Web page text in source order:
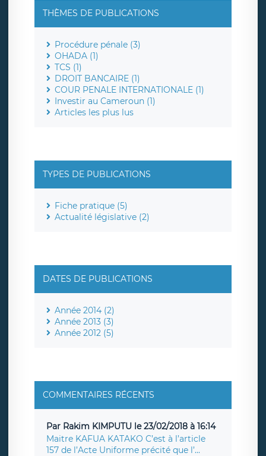
THÈMES DE PUBLICATIONS
Procédure pénale (3)
OHADA (1)
TCS (1)
DROIT BANCAIRE (1)
COUR PENALE INTERNATIONALE (1)
Investir au Cameroun (1)
Articles les plus lus
TYPES DE PUBLICATIONS
Fiche pratique (5)
Actualité législative (2)
DATES DE PUBLICATIONS
Année 2014 (2)
Année 2013 (3)
Année 2012 (5)
COMMENTAIRES RÉCENTS
Par Rakim KIMPUTU le 23/02/2018 à 16:14
Maitre KAFUA KATAKO C’est à l’article
157 de l’Acte Uniforme précité que l’...